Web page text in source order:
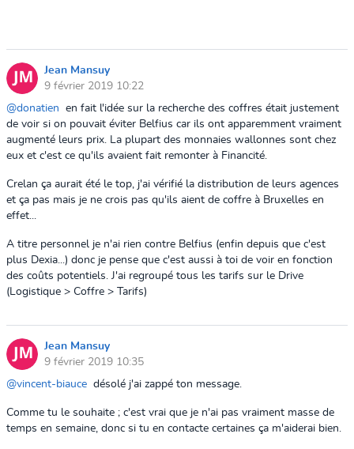
Jean Mansuy
9 février 2019 10:22
@donatien
en fait l'idée sur la recherche des coffres était justement
de voir si on pouvait éviter Belfius car ils ont apparemment vraiment
augmenté leurs prix. La plupart des monnaies wallonnes sont chez
eux et c'est ce qu'ils avaient fait remonter à Financité.
Crelan ça aurait été le top, j'ai vérifié la distribution de leurs agences
et ça pas mais je ne crois pas qu'ils aient de coffre à Bruxelles en
effet...
A titre personnel je n'ai rien contre Belfius (enfin depuis que c'est
plus Dexia...) donc je pense que c'est aussi à toi de voir en fonction
des coûts potentiels. J'ai regroupé tous les tarifs sur le Drive
(Logistique > Coffre > Tarifs)
Jean Mansuy
9 février 2019 10:35
@vincent-biauce désolé j'ai zappé ton message.
Comme tu le souhaite ; c'est vrai que je n'ai pas vraiment masse de
temps en semaine, donc si tu en contacte certaines ça m'aiderai bien.